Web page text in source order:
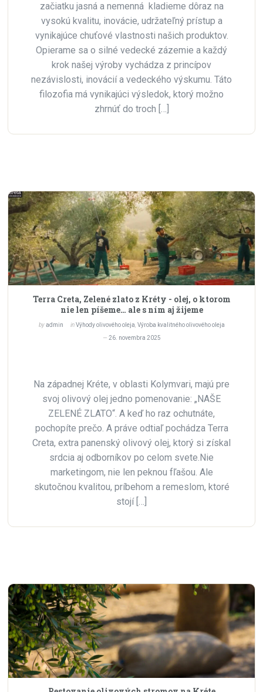
začiatku jasná a nemenná kladieme dôraz na
vysokú kvalitu, inovácie, udržateľný prístup a
vynikajúce chuťové vlastnosti našich produktov.
Opierame sa o silné vedecké zázemie a každý
krok našej výroby vychádza z princípov
nezávislosti, inovácií a vedeckého výskumu. Táto
filozofia má vynikajúci výsledok, ktorý možno
zhrnúť do troch […]
Terra Creta, Zelené zlato z Kréty - olej, o ktorom
nie len píšeme… ale s ním aj žijeme
byadmin inVýhody olivového oleja Výroba kvalitného olivového oleja
26. novembra 2025
Na západnej Kréte, v oblasti Kolymvari, majú pre
svoj olivový olej jedno pomenovanie: „NAŠE
ZELENÉ ZLATO“. A keď ho raz ochutnáte,
pochopíte prečo. A práve odtiaľ pochádza Terra
Creta, extra panenský olivový olej, ktorý si získal
srdcia aj odborníkov po celom svete.Nie
marketingom, nie len peknou fľašou. Ale
skutočnou kvalitou, príbehom a remeslom, ktoré
stojí […]